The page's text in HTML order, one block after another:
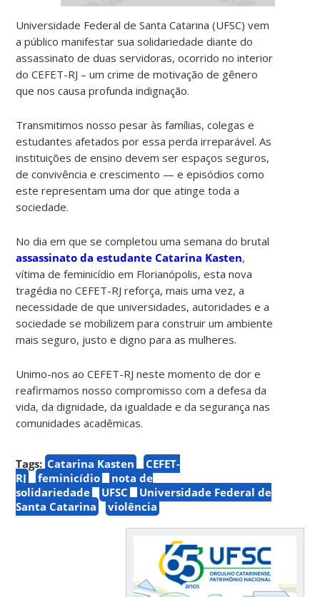
Universidade Federal de Santa Catarina (UFSC) vem
a público manifestar sua solidariedade diante do
assassinato de duas servidoras, ocorrido no interior
do CEFET-RJ – um crime de motivação de gênero
que nos causa profunda indignação.
Transmitimos nosso pesar às famílias, colegas e
estudantes afetados por essa perda irreparável. As
instituições de ensino devem ser espaços seguros,
de convivência e crescimento — e episódios como
este representam uma dor que atinge toda a
sociedade.
No dia em que se completou uma semana do brutal
assassinato da estudante Catarina Kasten,
vítima de feminicídio em Florianópolis, esta nova
tragédia no CEFET-RJ reforça, mais uma vez, a
necessidade de que universidades, autoridades e a
sociedade se mobilizem para construir um ambiente
mais seguro, justo e digno para as mulheres.
Unimo-nos ao CEFET-RJ neste momento de dor e
reafirmamos nosso compromisso com a defesa da
vida, da dignidade, da igualdade e da segurança nas
comunidades acadêmicas.
Tags: Catarina Kasten
CEFET-
RJ
feminicídio
nota de
solidariedade
UFSC
Universidade Federal de
Santa Catarina
violência